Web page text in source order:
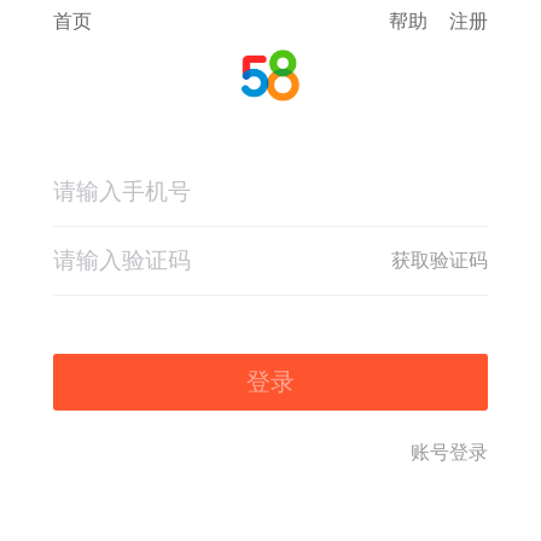
首页 帮助 注册
获取验证码
登录
账号登录